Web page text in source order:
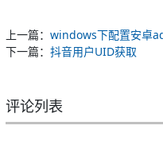
上一篇： windows下配置安卓
下一篇： 抖音用户UID获取
评论列表